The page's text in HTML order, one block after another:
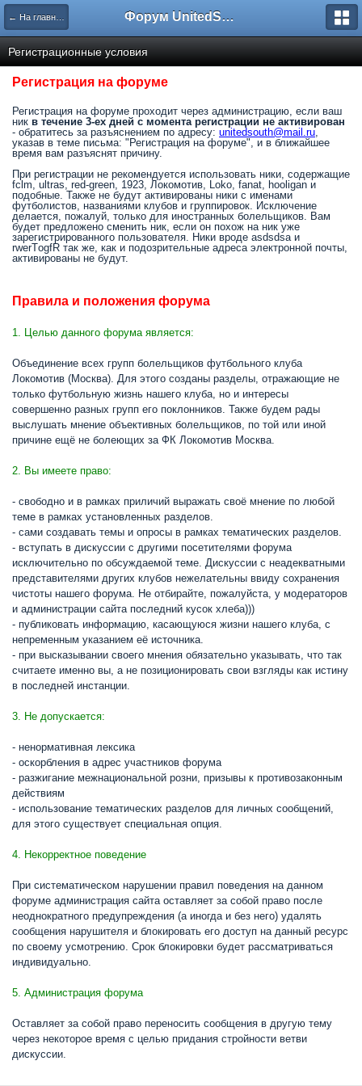
← На главную Форум UnitedSouth
Регистрационные условия
Регистрация на форуме
Регистрация на форуме проходит через администрацию, если ваш
ник в течение 3-ех дней с момента регистрации не активирован
- обратитесь за разъяснением по адресу: unitedsouth@mail.ru,
указав в теме письма: "Регистрация на форуме", и в ближайшее
время вам разъяснят причину.
При регистрации не рекомендуется использовать ники, содержащие
fclm, ultras, red-green, 1923, Локомотив, Loko, fanat, hooligan и
подобные. Также не будут активированы ники с именами
футболистов, названиями клубов и группировок. Исключение
делается, пожалуй, только для иностранных болельщиков. Вам
будет предложено сменить ник, если он похож на ник уже
зарегистрированного пользователя. Ники вроде asdsdsa и
rwerTоgfR так же, как и подозрительные адреса электронной почты,
активированы не будут.
Правила и положения форума
1. Целью данного форума является:
Объединение всех групп болельщиков футбольного клуба
Локомотив (Москва). Для этого созданы разделы, отражающие не
только футбольную жизнь нашего клуба, но и интересы
совершенно разных групп его поклонников. Также будем рады
выслушать мнение объективных болельщиков, по той или иной
причине ещё не болеющих за ФК Локомотив Москва.
2. Вы имеете право:
- свободно и в рамках приличий выражать своё мнение по любой
теме в рамках установленных разделов.
- сами создавать темы и опросы в рамках тематических разделов.
- вступать в дискуссии с другими посетителями форума
исключительно по обсуждаемой теме. Дискуссии с неадекватными
представителями других клубов нежелательны ввиду сохранения
чистоты нашего форума. Не отбирайте, пожалуйста, у модераторов
и администрации сайта последний кусок хлеба)))
- публиковать информацию, касающуюся жизни нашего клуба, с
непременным указанием её источника.
- при высказывании своего мнения обязательно указывать, что так
считаете именно вы, а не позиционировать свои взгляды как истину
в последней инстанции.
3. Не допускается:
- ненормативная лексика
- оскорбления в адрес участников форума
- разжигание межнациональной розни, призывы к противозаконным
действиям
- использование тематических разделов для личных сообщений,
для этого существует специальная опция.
4. Некорректное поведение
При систематическом нарушении правил поведения на данном
форуме администрация сайта оставляет за собой право после
неоднократного предупреждения (а иногда и без него) удалять
сообщения нарушителя и блокировать его доступ на данный ресурс
по своему усмотрению. Срок блокировки будет рассматриваться
индивидуально.
5. Администрация форума
Оставляет за собой право переносить сообщения в другую тему
через некоторое время с целью придания стройности ветви
дискуссии.